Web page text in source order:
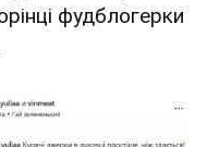
фудблогерки